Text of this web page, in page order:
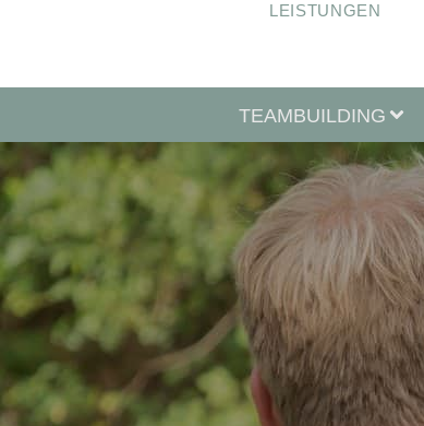
LEISTUNGEN
TEAMBUILDING